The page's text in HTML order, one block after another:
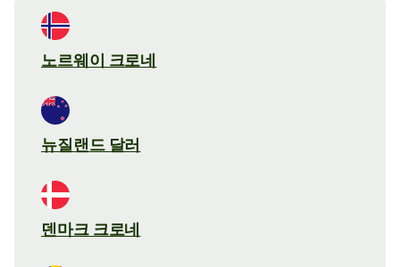
노르웨이 크로네
뉴질랜드 달러
덴마크 크로네